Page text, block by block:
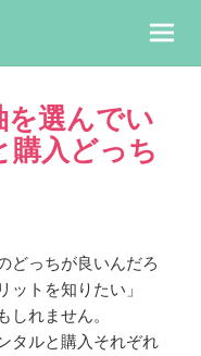
｜Maiで成人式振袖
を選んでい
購入どっち
どっちが良いんだろ
ットを知りたい」
しれません。
タルと購入それぞれ